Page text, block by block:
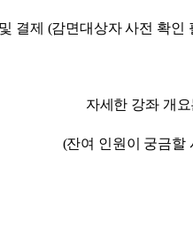
결제 (감면대상자 사전 확인
자세한 강좌 개
(잔여 인원이 궁금할